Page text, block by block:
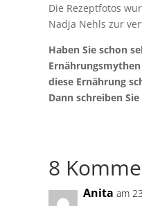
Die Rezeptfotos
Nadja Nehls zur
Haben Sie schon
diese Ernährung
Dann schreiben
8
Anita am